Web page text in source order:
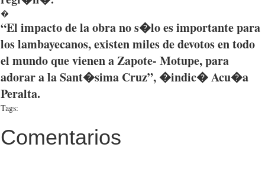
�
“El impactode laobranos�loesimportantepara
loslambayecanos,existenmiles dedevotosentodo
el mundoquevienenaZapote- Motupe,para
adorara laSant�sima Cruz”, �indic�Acu�a
Peralta.
Tags:
Comentarios